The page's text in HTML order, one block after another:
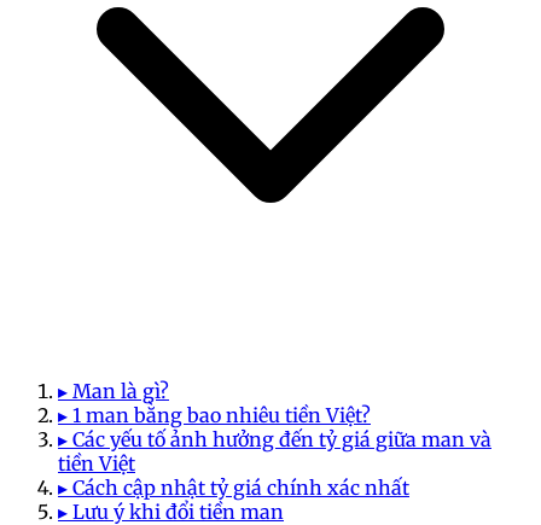
▸ Man là gì?
▸ 1 man bằng bao nhiêu tiền Việt?
▸ Các yếu tố ảnh hưởng đến tỷ giá giữa man và
tiền Việt
▸ Cách cập nhật tỷ giá chính xác nhất
▸ Lưu ý khi đổi tiền man